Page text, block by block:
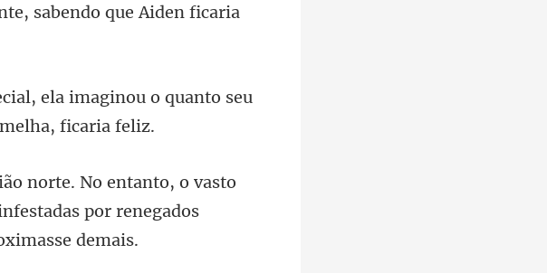
, ela imaginou o quanto seu
vasto
por